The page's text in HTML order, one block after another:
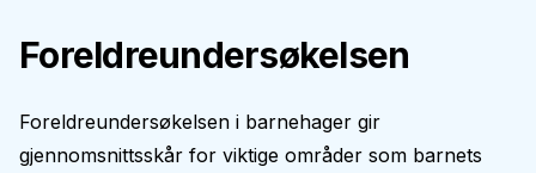
Foreldreundersøkelsen
Foreldreundersøkelsen i barnehager gir
gjennomsnittsskår for viktige områder som barnets